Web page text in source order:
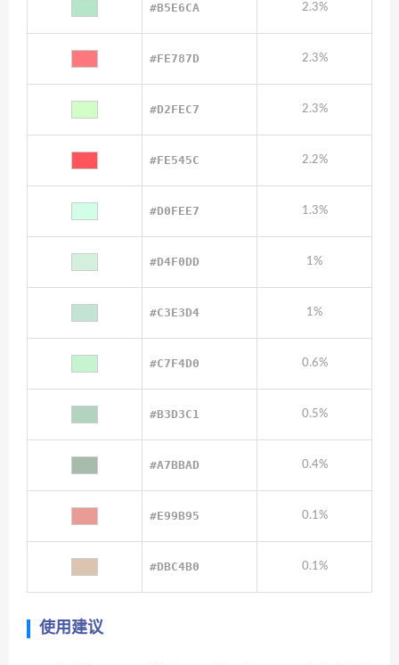
#B5E6CA 2.3%
#FE787D 2.3%
#D2FEC7 2.3%
#FE545C 2.2%
#D0FEE7 1.3%
#D4F0DD 1%
#C3E3D4 1%
#C7F4D0 0.6%
#B3D3C1 0.5%
#A7BBAD 0.4%
#E99B95 0.1%
#DBC4B0 0.1%
使用建议